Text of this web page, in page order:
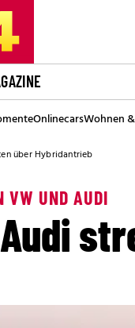
OnlinecarsWohnen
über Hybridantrieb
VW UND AUDI